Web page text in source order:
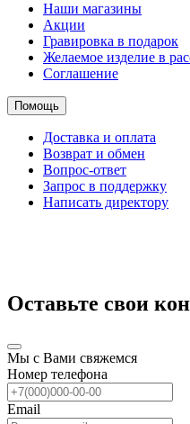
Наши магазины
Акции
Гравировка в подарок
Желаемое изделие в
Соглашение
Помощь
Доставка и оплата
Возврат и обмен
Вопрос-ответ
Запрос в поддержку
Написать директору
Оставьте свои
Мы с Вами свяжемся
Номер телефона
Email